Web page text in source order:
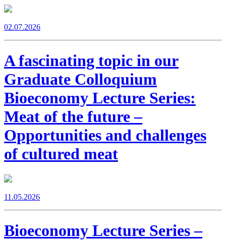
02.07.2026
A fascinating topic in our
Graduate Colloquium
Bioeconomy Lecture Series:
Meat of the future –
Opportunities and challenges
of cultured meat
11.05.2026
Bioeconomy Lecture Series –